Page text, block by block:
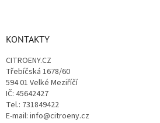
KONTAKTY
CITROENY.CZ
Třebíčská 1678/60
594 01 Velké Meziříčí
IČ: 45642427
Tel.: 731849422
E-mail: info@citroeny.cz